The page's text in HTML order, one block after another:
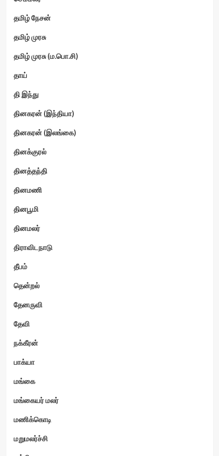
தமிழ் நேசன்
தமிழ் முரசு
தமிழ் முரசு (ம.பொ.சி)
தாய்
தி இந்து
தினகரன் (இந்தியா)
தினகரன் (இலங்கை)
தினக்குரல்
தினத்தந்தி
தினமணி
தினபூமி
தினமலர்
திராவிடநாடு
தீபம்
தென்றல்
தேனருவி
தேவி
நக்கீரன்
பாக்யா
மங்கை
மங்கையர் மலர்
மணிக்கொடி
மறுமலர்ச்சி